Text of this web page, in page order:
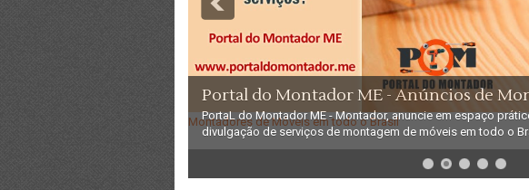
Montadores de Móveis em todo o Brasil
Portal do Montador ME - Anúncios de
PortaL do Montador ME - Montador, anuncie em espaço
divulgação de serviços de montagem de móveis em todo o